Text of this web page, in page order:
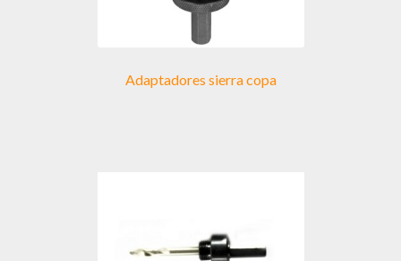
Adaptadores sierra copa